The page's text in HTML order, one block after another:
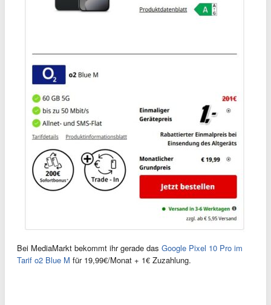
Bei MediaMarkt bekommt ihr gerade das Google Pixel 10 Pro im
Tarif o2 Blue M für 19,99€/Monat + 1€ Zuzahlung.